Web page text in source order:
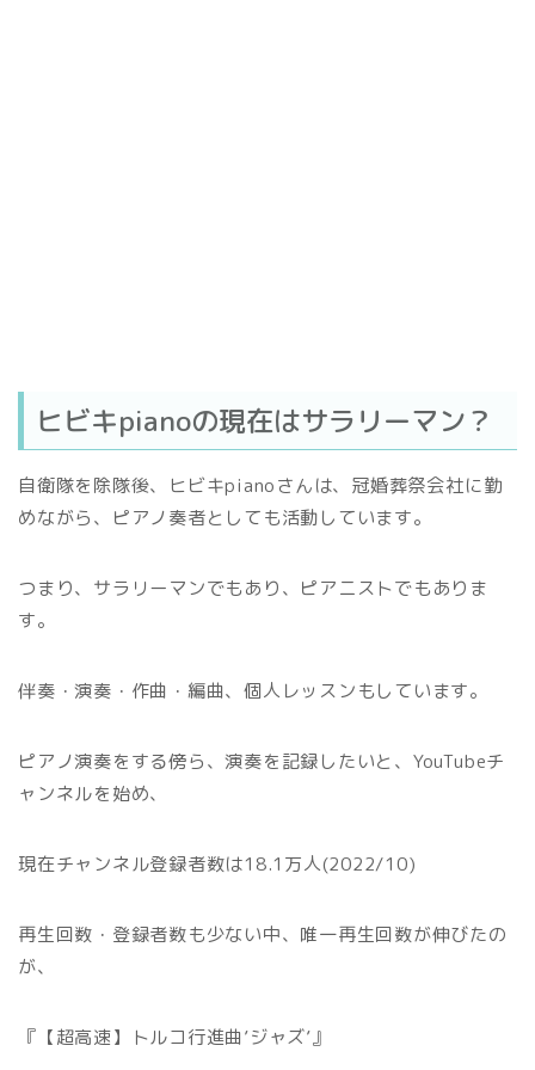
ヒビキpianoの現在はサラリーマン？
自衛隊を除隊後、ヒビキpianoさんは、冠婚葬祭会社に勤
めながら、ピアノ奏者としても活動しています。
つまり、サラリーマンでもあり、ピアニストでもありま
す。
伴奏・演奏・作曲・編曲、個人レッスンもしています。
ピアノ演奏をする傍ら、演奏を記録したいと、YouTubeチ
ャンネルを始め、
現在チャンネル登録者数は18.1万人(2022/10)
再生回数・登録者数も少ない中、唯一再生回数が伸びたの
が、
『【超高速】トルコ行進曲’ジャズ’』